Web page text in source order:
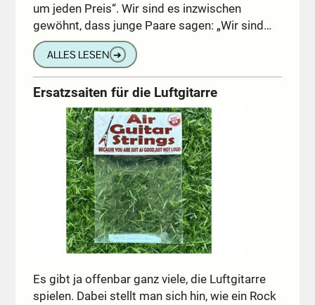
um jeden Preis“. Wir sind es inzwischen
gewöhnt, dass junge Paare sagen: „Wir sind…
ALLES LESEN ➔
Ersatzsaiten für die Luftgitarre
Es gibt ja offenbar ganz viele, die Luftgitarre
spielen. Dabei stellt man sich hin, wie ein Rock